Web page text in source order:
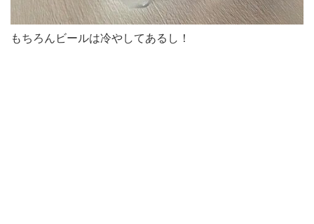
もちろんビールは冷やしてあるし！